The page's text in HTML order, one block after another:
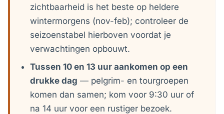
zichtbaarheid is het beste op heldere
wintermorgens (nov-feb); controleer de
seizoenstabel hierboven voordat je
verwachtingen opbouwt.
Tussen 10 en 13 uur aankomen op een
drukke dag — pelgrim- en tourgroepen
komen dan samen; kom voor 9:30 uur of
na 14 uur voor een rustiger bezoek.